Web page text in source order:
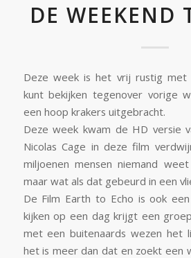
DE WEEKEND
Deze week is het vrij rustig
kunt bekijken tegenover vorige
een hoop krakers uitgebracht.
Deze week kwam de HD versie
Nicolas Cage in deze film
miljoenen mensen niemand
maar wat als dat gebeurd in een
De Film Earth to Echo is ook
kijken op een dag krijgt een
met een buitenaards wezen het
het is meer dan dat en zoekt een